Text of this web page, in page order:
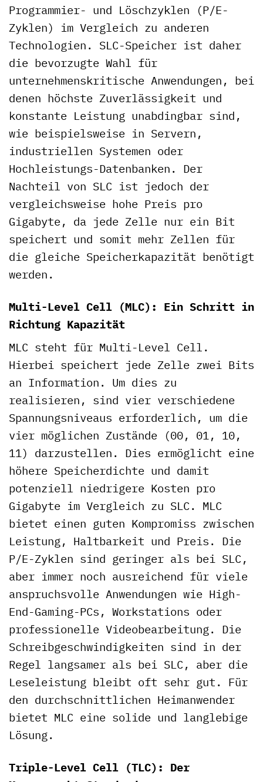
Programmier- und Löschzyklen (P/E-
Zyklen) im Vergleich zu anderen
Technologien. SLC-Speicher ist daher
die bevorzugte Wahl für
unternehmenskritische Anwendungen, bei
denen höchste Zuverlässigkeit und
konstante Leistung unabdingbar sind,
wie beispielsweise in Servern,
industriellen Systemen oder
Hochleistungs-Datenbanken. Der
Nachteil von SLC ist jedoch der
vergleichsweise hohe Preis pro
Gigabyte, da jede Zelle nur ein Bit
speichert und somit mehr Zellen für
die gleiche Speicherkapazität benötigt
werden.
Multi-Level Cell (MLC): Ein Schritt in
Richtung Kapazität
MLC steht für Multi-Level Cell.
Hierbei speichert jede Zelle zwei Bits
an Information. Um dies zu
realisieren, sind vier verschiedene
Spannungsniveaus erforderlich, um die
vier möglichen Zustände (00, 01, 10,
11) darzustellen. Dies ermöglicht eine
höhere Speicherdichte und damit
potenziell niedrigere Kosten pro
Gigabyte im Vergleich zu SLC. MLC
bietet einen guten Kompromiss zwischen
Leistung, Haltbarkeit und Preis. Die
P/E-Zyklen sind geringer als bei SLC,
aber immer noch ausreichend für viele
anspruchsvolle Anwendungen wie High-
End-Gaming-PCs, Workstations oder
professionelle Videobearbeitung. Die
Schreibgeschwindigkeiten sind in der
Regel langsamer als bei SLC, aber die
Leseleistung bleibt oft sehr gut. Für
den durchschnittlichen Heimanwender
bietet MLC eine solide und langlebige
Lösung.
Triple-Level Cell (TLC): Der